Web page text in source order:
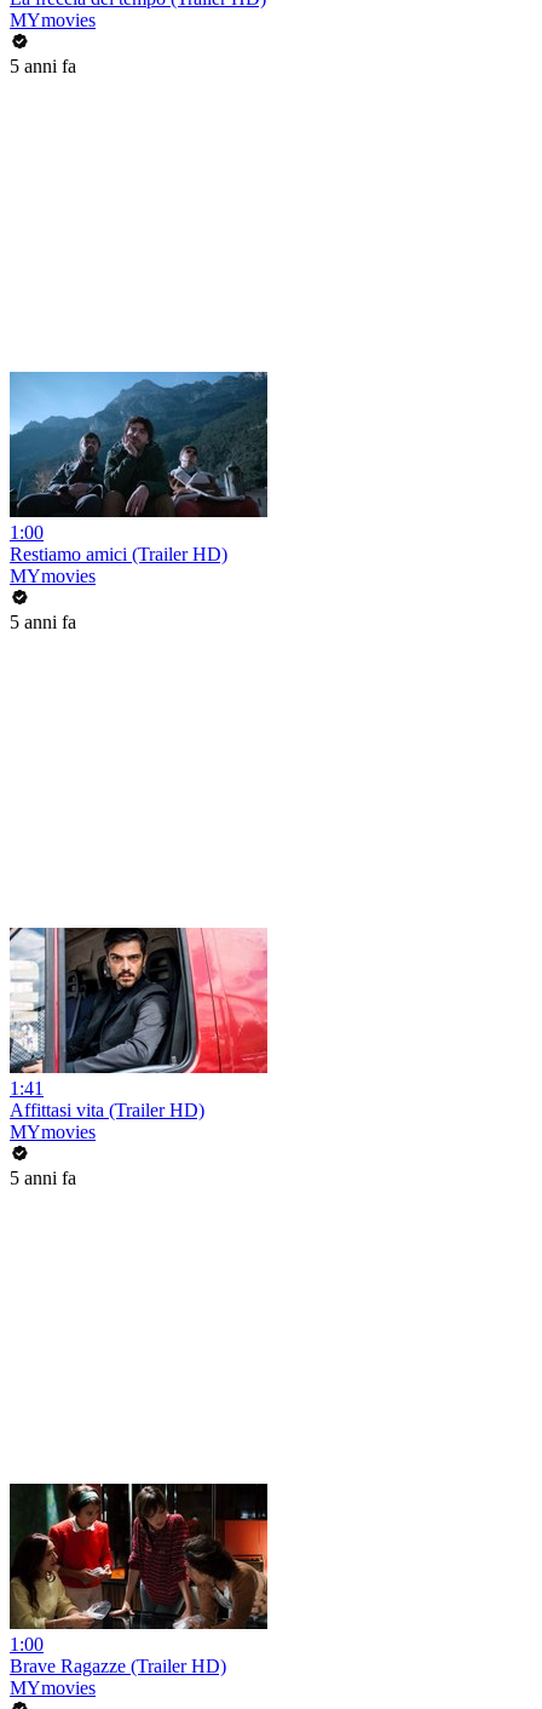
MYmovies
5 anni fa
1:00
Restiamo amici (Trailer HD)
MYmovies
5 anni fa
1:41
Affittasi vita (Trailer HD)
MYmovies
5 anni fa
1:00
Brave Ragazze (Trailer HD)
MYmovies